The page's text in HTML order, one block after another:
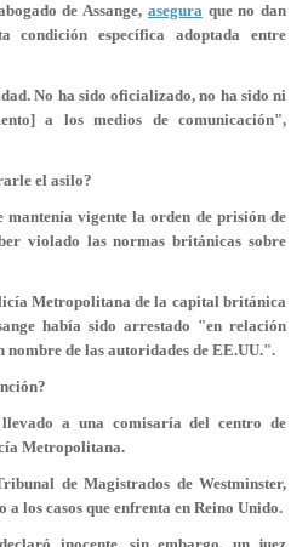
de Assange, aseguraque no dan
condición específica adoptada entre
No ha sido oficializado, no ha sido ni
a los medios de comunicación",
el asilo?
mantenía vigente la orden de prisión de
violado las normas británicas sobre
Metropolitana de la capital británica
había sido arrestado "en relación
nombre de las autoridades de EE.UU.".
a una comisaría del centro de
Metropolitana.
de Magistrados de Westminster,
los casos que enfrenta en Reino Unido.